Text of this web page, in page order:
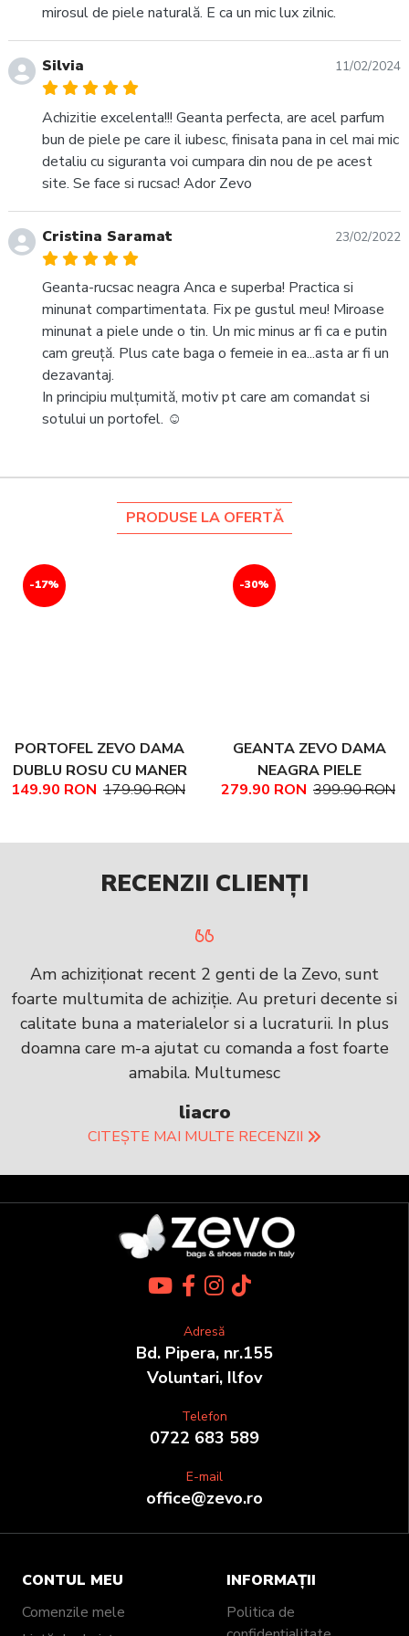
mirosul de piele naturală. E ca un mic lux zilnic.
Silvia 11/02/2024
Achizitie excelenta!!! Geanta perfecta, are acel parfum
bun de piele pe care il iubesc, finisata pana in cel mai mic
detaliu cu siguranta voi cumpara din nou de pe acest
site. Se face si rucsac! Ador Zevo
Cristina Saramat 23/02/2022
Geanta-rucsac neagra Anca e superba! Practica si
minunat compartimentata. Fix pe gustul meu! Miroase
minunat a piele unde o tin. Un mic minus ar fi ca e putin
cam greuță. Plus cate baga o femeie in ea...asta ar fi un
dezavantaj.
In principiu mulțumită, motiv pt care am comandat si
sotului un portofel. ☺
PRODUSE LA OFERTĂ
-17%
PORTOFEL ZEVO DAMA
DUBLU ROSU CU MANER
PIELE NATURALA
149.90 RON 179.90 RON
-30%
GEANTA ZEVO DAMA
NEAGRA PIELE
NATURALA TEXTURATA
279.90 RON 399.90 RON
RECENZII CLIENȚI
Am achiziționat recent 2 genti de la Zevo, sunt
foarte multumita de achiziție. Au preturi decente si
calitate buna a materialelor si a lucraturii. In plus
doamna care m-a ajutat cu comanda a fost foarte
amabila. Multumesc
liacro
CITEȘTE MAI MULTE RECENZII
Adresă
Bd. Pipera, nr.155
Voluntari, Ilfov
Telefon
0722 683 589
E-mail
office@zevo.ro
CONTUL MEU
Comenzile mele
INFORMAȚII
Politica de